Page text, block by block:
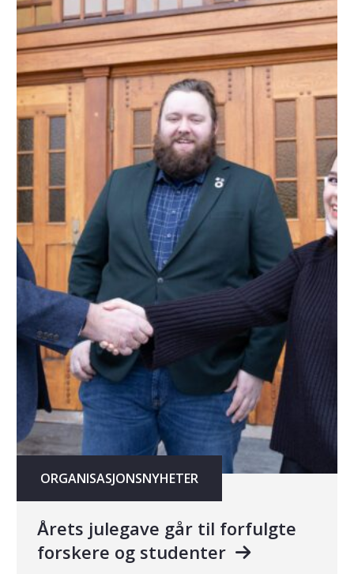
ORGANISASJONSNYHETER
Årets julegave går til forfulgte
forskere og studenter